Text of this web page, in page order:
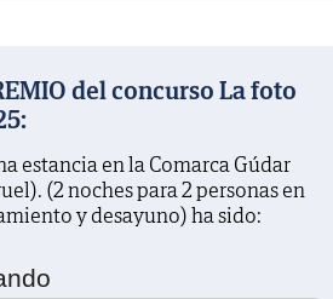
del concurso La foto
estancia en la Comarca Gúdar
(2 noches para 2 personas en
y desayuno) ha sido: